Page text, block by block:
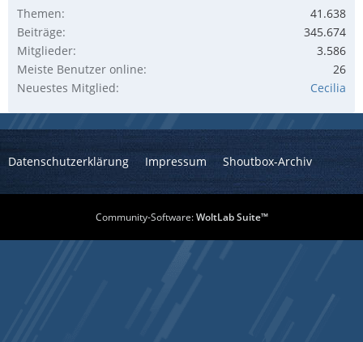
Themen
41.638
Beiträge
345.674
Mitglieder
3.586
Meiste Benutzer online
26
Neuestes Mitglied
Cecilia
Datenschutzerklärung Impressum Shoutbox-Archiv
Community-Software:WoltLab Suite™